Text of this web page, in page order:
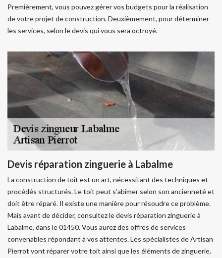
Premièrement, vous pouvez gérer vos budgets pour la réalisation
de votre projet de construction. Deuxièmement, pour déterminer
les services, selon le devis qui vous sera octroyé.
Devis réparation zinguerie à Labalme
La construction de toit est un art, nécessitant des techniques et
procédés structurés. Le toit peut s’abimer selon son ancienneté et
doit être réparé. Il existe une manière pour résoudre ce problème.
Mais avant de décider, consultez le devis réparation zinguerie à
Labalme, dans le 01450. Vous aurez des offres de services
convenables répondant à vos attentes. Les spécialistes de Artisan
Pierrot vont réparer votre toit ainsi que les éléments de zinguerie.